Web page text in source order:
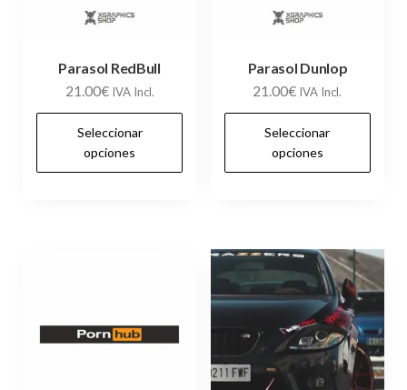
Parasol RedBull
21.00€ IVA Incl.
Seleccionar
opciones
Este
tiene
Las
se
en
Parasol Dunlop
21.00€ IVA Incl.
Seleccionar
opciones
Las
se
en